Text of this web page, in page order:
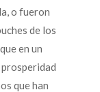
o fueron
de los
en un
que han